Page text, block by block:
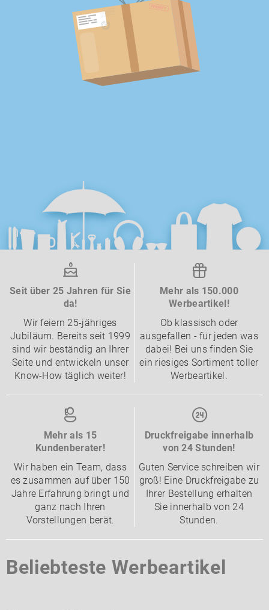
Seit über 25 Jahren für Sie
da!
Wir feiern 25-jähriges
Jubiläum. Bereits seit 1999
sind wir beständig an Ihrer
Seite und entwickeln unser
Know-How täglich weiter!
Mehr als 150.000
Werbeartikel!
Ob klassisch oder
ausgefallen - für jeden was
dabei! Bei uns finden Sie
ein riesiges Sortiment toller
Werbeartikel.
Mehr als 15
Kundenberater!
Wir haben ein Team, dass
es zusammen auf über 150
Jahre Erfahrung bringt und
ganz nach Ihren
Vorstellungen berät.
Druckfreigabe innerhalb
von 24 Stunden!
Guten Service schreiben wir
groß! Eine Druckfreigabe zu
Ihrer Bestellung erhalten
Sie innerhalb von 24
Stunden.
Beliebteste Werbeartikel